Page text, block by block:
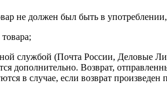
не должен был быть в
службой (Почта России, Деловые
дополнительно. Возврат,
в случае, если возврат